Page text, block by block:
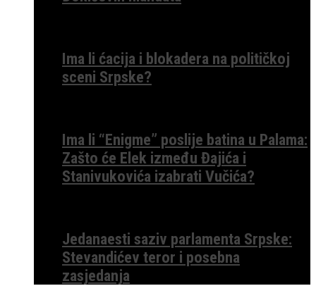
Ima li ćacija i blokadera na političkoj
sceni Srpske?
Ima li “Enigme” poslije batina u Palama:
Zašto će Elek između Đajića i
Stanivukovića izabrati Vučića?
Jedanaesti saziv parlamenta Srpske:
Stevandićev teror i posebna
zasjedanja